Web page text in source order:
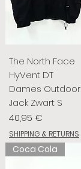
The North Face
HyVent DT
Dames Outdoor
Jack Zwart S
Preis
40,95 €
SHIPPING & RETURNS
Coca Cola